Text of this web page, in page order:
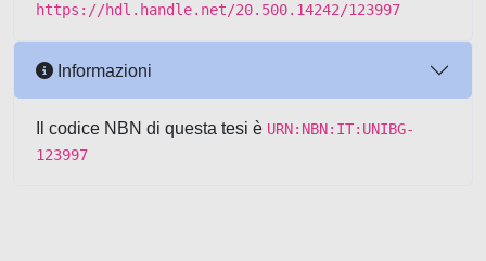
https://hdl.handle.net/20.500.14242/123997
Informazioni
Il codice NBN di questa tesi è URN:NBN:IT:UNIBG-
123997